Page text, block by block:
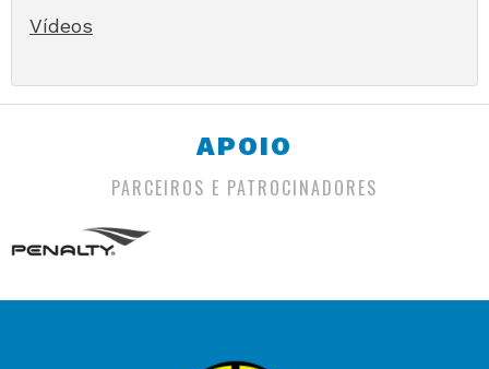
Vídeos
APOIO
PARCEIROS E PATROCINADORES